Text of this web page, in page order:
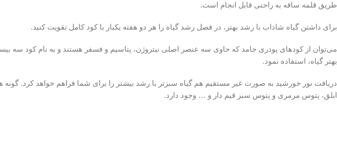
طریق قلمه ساقه به راحتی قابل انجام است.
برای داشتن گیاه شاداب با رشد بهتر، در فصل رشد گیاه را هر دو هفته یکبار با کود کامل تقویت کنید.
می‌توان از کودهای پودری جامد که حاوی سه عنصر اصلی نیتروژن، پتاسیم و فسفر هستند و به نام کود سه
بهتر گیاه، استفاده نمود.
دریافت نور خورشید به صورت غیر مستقیم هم گیاه سبزتر با رشد بیشتر را برای شما فراهم خواهد کرد.
ابلق، پتوس مرمری و پتوس سبز قیم دار و … وجود دارد.